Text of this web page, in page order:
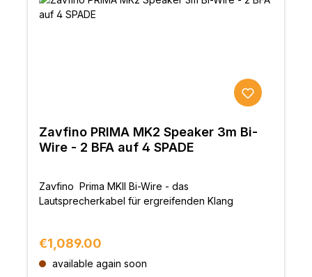
Zavfino PRIMA MK2 Speaker 3m Bi-
Wire - 2 BFA auf 4 SPADE
Zavfino Prima MKII Bi-Wire - das
Lautsprecherkabel für ergreifenden Klang
Regular price:
€1,089.00
available again soon